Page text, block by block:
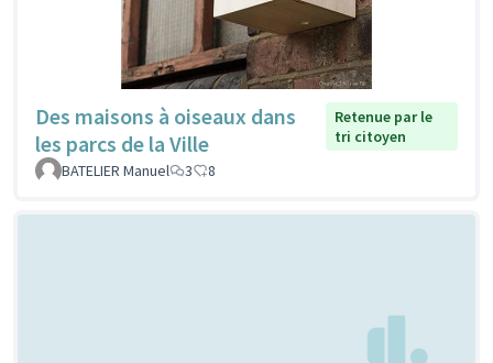
Des maisons à oiseaux dans
les parcs de la Ville
Retenue par le
tri citoyen
BATELIER Manuel
3 8